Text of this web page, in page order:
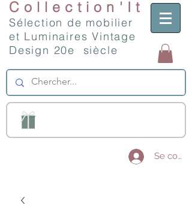
Collection'It
Sélection de mobilier
et Luminaires Vintage
Design 20e siècle
Se